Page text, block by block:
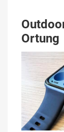
Ortung